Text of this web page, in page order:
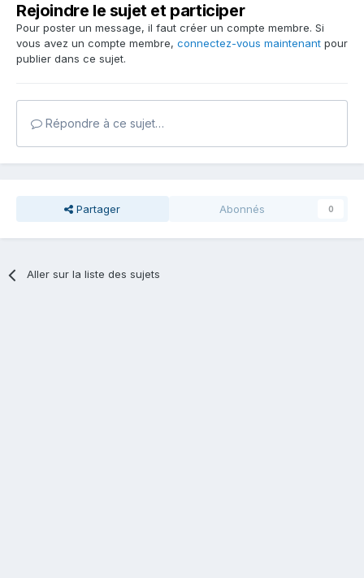
Rejoindre le sujet et participer
Pour poster un message, il faut créer un compte membre. Si
vous avez un compte membre, connectez-vous maintenant pour
publier dans ce sujet.
Répondre à ce sujet…
Partager Abonnés 0
Aller sur la liste des sujets